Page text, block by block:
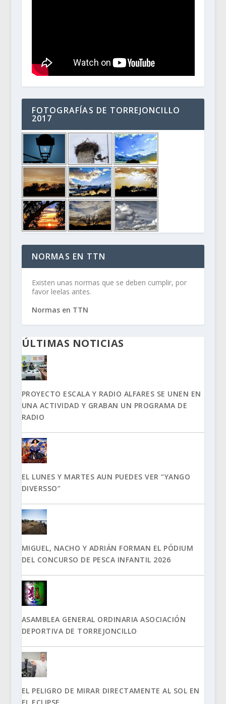
FOTOGRAFÍAS DE TORREJONCILLO
2017
NORMAS EN TTN
Existen unas normas que se deben cumplir, por
favor leelas antes.
Normas en TTN
ÚLTIMAS NOTICIAS
PROYECTO ESCALA Y RADIO ALFARES SE UNEN EN
UNA ACTIVIDAD Y GRABAN UN PROGRAMA DE
RADIO
EL LUNES Y MARTES AUN PUEDES VER “YANGO
DIVERSSO”
MIGUEL, NACHO Y ADRIÁN FORMAN EL PÓDIUM
DEL CONCURSO DE PESCA INFANTIL 2026
ASAMBLEA GENERAL ORDINARIA ASOCIACIÓN
DEPORTIVA DE TORREJONCILLO
EL PELIGRO DE MIRAR DIRECTAMENTE AL SOL EN